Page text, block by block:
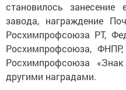
становилось
завода, награждение
Росхимпрофсоюза РТ,
Росхимпрофсоюза,
Росхимпрофсоюза
другими наградами.